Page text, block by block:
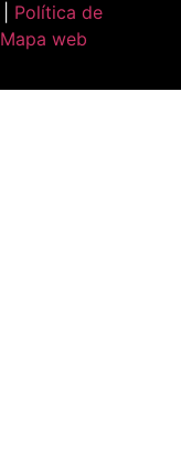
Política de
Mapa web